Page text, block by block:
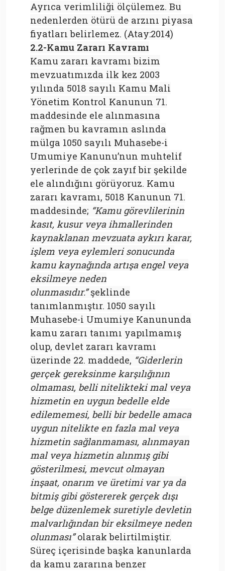
Ayrıca verimliliği ölçülemez. Bu
nedenlerden ötürü de arzını piyasa
fiyatları belirlemez. (Atay:2014)
2.2-Kamu Zararı Kavramı
Kamu zararı kavramı bizim
mevzuatımızda ilk kez 2003
yılında 5018 sayılı Kamu Mali
Yönetim Kontrol Kanunun 71.
maddesinde ele alınmasına
rağmen bu kavramın aslında
mülga 1050 sayılı Muhasebe-i
Umumiye Kanunu’nun muhtelif
yerlerinde de çok zayıf bir şekilde
ele alındığını görüyoruz. Kamu
zararı kavramı, 5018 Kanunun 71.
maddesinde; “Kamu görevlilerinin
kasıt, kusur veya ihmallerinden
kaynaklanan mevzuata aykırı karar,
işlem veya eylemleri sonucunda
kamu kaynağında artışa engel veya
eksilmeye neden
olunmasıdır.”şeklinde
tanımlanmıştır. 1050 sayılı
Muhasebe-i Umumiye Kanununda
kamu zararı tanımı yapılmamış
olup, devlet zararı kavramı
üzerinde 22. maddede, “Giderlerin
gerçek gereksinme karşılığının
olmaması, belli nitelikteki mal veya
hizmetin en uygun bedelle elde
edilememesi, belli bir bedelle amaca
uygun nitelikte en fazla mal veya
hizmetin sağlanmaması, alınmayan
mal veya hizmetin alınmış gibi
gösterilmesi, mevcut olmayan
inşaat, onarım ve üretimi var ya da
bitmiş gibi göstererek gerçek dışı
belge düzenlemek suretiyle devletin
malvarlığından bir eksilmeye neden
olunması”olarak belirtilmiştir.
Süreç içerisinde başka kanunlarda
da kamu zararına benzer